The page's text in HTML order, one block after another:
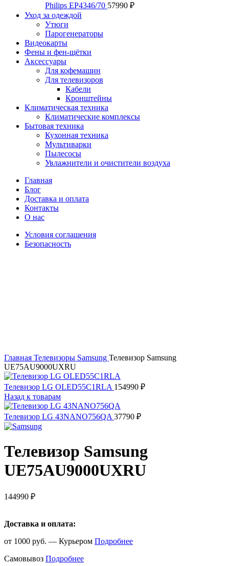
Philips EP4346/70 57990 ₽
Уход за одеждой
Утюги
Парогенераторы
Видеокарты
Фены и фен-щётки
Аксессуары
Для кофемашин
Для телевизоров
Кабели
Кронштейны
Климатическая техника
Климатические комплексы
Бытовая техника
Кухонная техника
Мультиварки
Пылесосы
Увлажнители и очистители воздуха
Главная
Блог
Доставка и оплата
Контакты
О нас
Условия соглашения
Безопасность
Главная Телевизоры Samsung Телевизор Samsung
UE75AU9000UXRU
Телевизор LG OLED55C1RLA 154990 ₽
Назад к товарам
Телевизор LG 43NANO756QA 37790 ₽
Телевизор Samsung
UE75AU9000UXRU
144990 ₽
Доставка и оплата:
от 1000 руб. — Курьером Подробнее
Самовывоз Подробнее